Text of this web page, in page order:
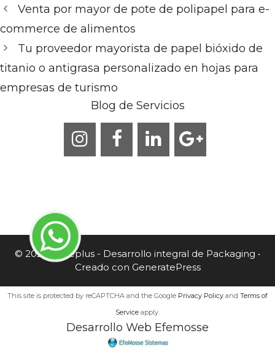
Venta por mayor de pote de polipapel para e-
commerce de alimentos
Tu proveedor mayorista de papel bióxido de
titanio o antigrasa personalizado en hojas para
empresas de turismo
Blog de Servicios
© 2026 Caneplus - Desarrollo integral de Packaging •
Creado con GeneratePress
This site is protected by reCAPTCHA and the Google Privacy Policy and Terms of
Service apply.
Desarrollo Web Efemosse